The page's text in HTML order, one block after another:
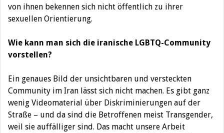
von ihnen bekennen sich nicht öffentlich zu ihrer
sexuellen Orientierung.
Wie kann man sich die iranische LGBTQ-Community
vorstellen?
Ein genaues Bild der unsichtbaren und versteckten
Community im Iran lässt sich nicht machen. Es gibt ganz
wenig Videomaterial über Diskriminierungen auf der
Straße – und da sind die Betroffenen meist Transgender,
weil sie auffälliger sind. Das macht unsere Arbeit